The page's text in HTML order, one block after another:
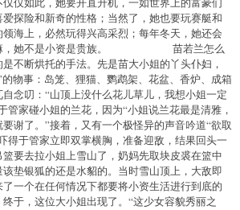
探险和新奇的性格；当然了，她也要玩赛艇和
海上，必然玩得兴高采烈；每年冬天，她还会
嘛，她不是小资是贵族。 苗若兰怎么
不断烘托的手法。先是苗大小姐的丫头仆妇，
物事：岛笼、狸猫、鹦鹉架、花盆、香炉、成箱
念叨：“山顶上没什么花儿草儿，我想小姐一定
管家碰小姐的兰花，因为“小姐说兰花最是清雅，
谢了。”接着，又有一个极怪异的声音吟道“欲取
得于管家立即双掌横胸，准备迎敌，结果回头一
要去拉小姐上雪山了，奶妈先取块皮裘在篮中
垫银狐的还是水貂的。当时雪山顶上，大敌即
一个在任何情况下都要将小资生活进行到底的
于，这位大小姐出现了。“这少女容貌秀丽之